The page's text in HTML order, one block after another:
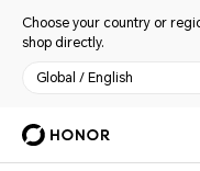
Choose your country or
shop directly.
Global / English